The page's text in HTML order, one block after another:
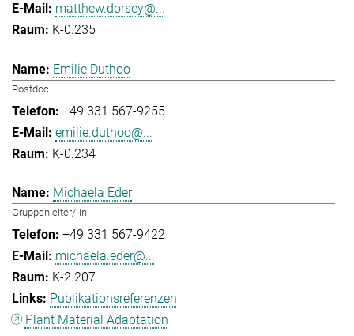
matthew.dorsey@...
K-0.235
Emilie Duthoo
Postdoc
+49 331 567-9255
emilie.duthoo@...
K-0.234
Michaela Eder
Gruppenleiter/-in
+49 331 567-9422
michaela.eder@...
K-2.207
Publikationsreferenzen
Plant Material Adaptation